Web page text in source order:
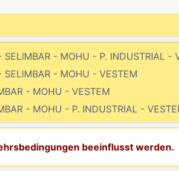
- MOHU - P. INDUSTRIAL -
- MOHU - VESTEM
- MOHU - VESTEM
- MOHU - P. INDUSTRIAL -
beeinflusst werden.